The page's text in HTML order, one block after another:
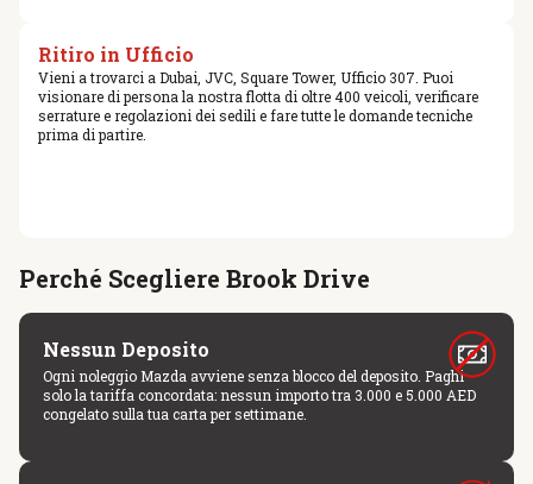
Ritiro in Ufficio
Vieni a trovarci a Dubai, JVC, Square Tower, Ufficio 307. Puoi
visionare di persona la nostra flotta di oltre 400 veicoli, verificare
serrature e regolazioni dei sedili e fare tutte le domande tecniche
prima di partire.
Perché Scegliere Brook Drive
Nessun Deposito
Ogni noleggio Mazda avviene senza blocco del deposito. Paghi
solo la tariffa concordata: nessun importo tra 3.000 e 5.000 AED
congelato sulla tua carta per settimane.